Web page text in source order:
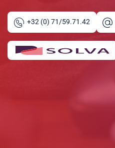
+32 (0) 71/59.71.42